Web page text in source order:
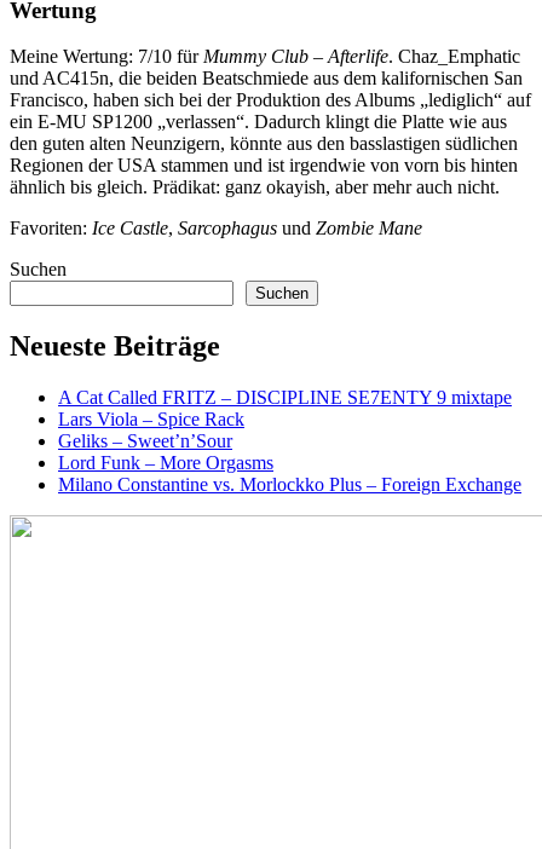
Wertung
Meine Wertung: 7/10 für Mummy Club – Afterlife. Chaz_Emphatic
und AC415n, die beiden Beatschmiede aus dem kalifornischen San
Francisco, haben sich bei der Produktion des Albums „lediglich“ auf
ein E-MU SP1200 „verlassen“. Dadurch klingt die Platte wie aus
den guten alten Neunzigern, könnte aus den basslastigen südlichen
Regionen der USA stammen und ist irgendwie von vorn bis hinten
ähnlich bis gleich. Prädikat: ganz okayish, aber mehr auch nicht.
Favoriten: Ice Castle, Sarcophagus und Zombie Mane
Suchen
Suchen
Neueste Beiträge
A Cat Called FRITZ – DISCIPLINE SE7ENTY 9 mixtape
Lars Viola – Spice Rack
Geliks – Sweet’n’Sour
Lord Funk – More Orgasms
Milano Constantine vs. Morlockko Plus – Foreign Exchange